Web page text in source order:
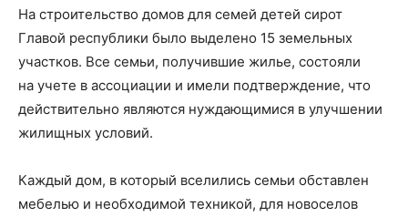
На строительство домов для семей детей сирот
Главой республики было выделено 15 земельных
участков. Все семьи, получившие жилье, состояли
на учете в ассоциации и имели подтверждение, что
действительно являются нуждающимися в улучшении
жилищных условий.
Каждый дом, в который вселились семьи обставлен
мебелью и необходимой техникой, для новоселов